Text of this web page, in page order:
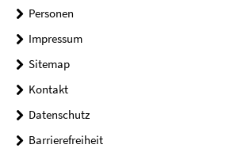
Personen
Impressum
Sitemap
Kontakt
Datenschutz
Barrierefreiheit